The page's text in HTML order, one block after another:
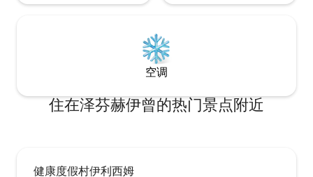
空调
住在泽芬赫伊曾的热门景点附近
健康度假村伊利西姆